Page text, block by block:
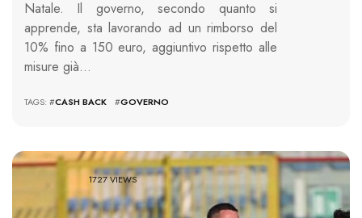
Natale. Il governo, secondo quanto si
apprende, sta lavorando ad un rimborso del
10% fino a 150 euro, aggiuntivo rispetto alle
misure già…
TAGS: #CASH BACK #GOVERNO
1727 VIEWS